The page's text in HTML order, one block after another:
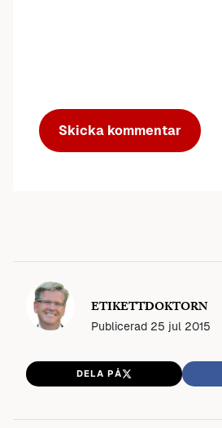
ETIKETTDOKTORN
Publicerad 25 jul 2015
DELA PÅ